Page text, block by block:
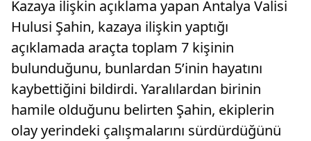
Kazaya ilişkin açıklama yapan Antalya Valisi
Hulusi Şahin, kazaya ilişkin yaptığı
açıklamada araçta toplam 7 kişinin
bulunduğunu, bunlardan 5’inin hayatını
kaybettiğini bildirdi. Yaralılardan birinin
hamile olduğunu belirten Şahin, ekiplerin
olay yerindeki çalışmalarını sürdürdüğünü